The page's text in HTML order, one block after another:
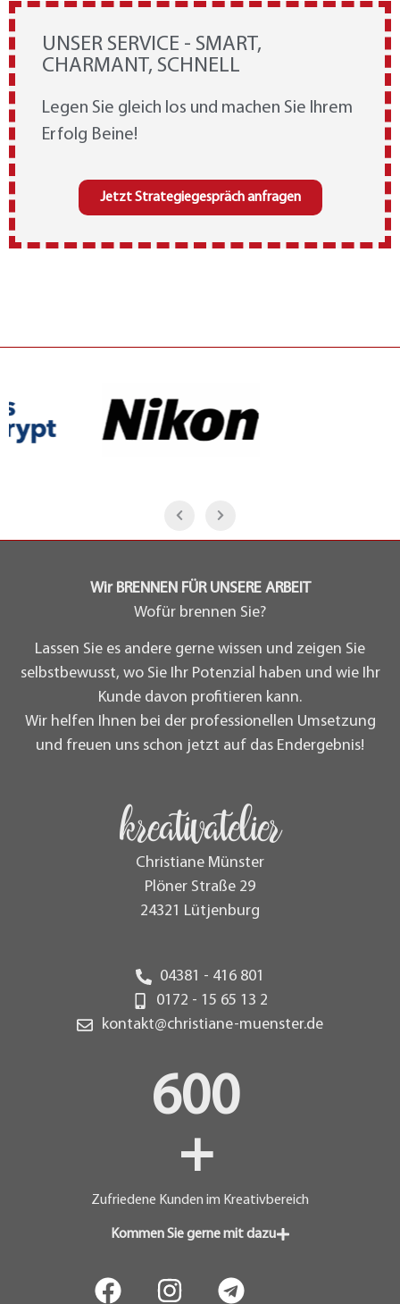
UNSER SERVICE - SMART,
CHARMANT, SCHNELL
Legen Sie gleich los und machen Sie Ihrem
Erfolg Beine!
Jetzt Strategiegespräch anfragen
Wir BRENNEN FÜR UNSERE ARBEIT
Wofür brennen Sie?
Lassen Sie es andere gerne wissen und zeigen Sie
selbstbewusst, wo Sie Ihr Potenzial haben und wie Ihr
Kunde davon profitieren kann.
Wir helfen Ihnen bei der professionellen Umsetzung
und freuen uns schon jetzt auf das Endergebnis!
kreativatelier
Christiane Münster
Plöner Straße 29
24321 Lütjenburg
04381 - 416 801
0172 - 15 65 13 2
kontakt@christiane-muenster.de
600
+
Zufriedene Kunden im Kreativbereich
Kommen Sie gerne mit dazu